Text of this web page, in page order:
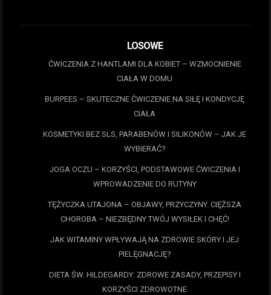
LOSOWE
ĆWICZENIA Z HANTLAMI DLA KOBIET – WZMOCNIENIE
CIAŁA W DOMU
BURPEES – SKUTECZNE ĆWICZENIE NA SIŁĘ I KONDYCJĘ
CIAŁA
KOSMETYKI BEZ SLS, PARABENÓW I SILIKONÓW – JAK JE
WYBIERAĆ?
JOGA OCZU – KORZYŚCI, PODSTAWOWE ĆWICZENIA I
WPROWADZENIE DO RUTYNY
TĘŻYCZKA UTAJONA – OBJAWY, PRZYCZYNY. CIĘŻSZA
CHOROBA – NIEZBĘDNY TWÓJ WYSIŁEK I CHĘĆ!
JAK WITAMINY WPŁYWAJĄ NA ZDROWIE SKÓRY I JEJ
PIELĘGNACJĘ?
DIETA ŚW. HILDEGARDY: ZDROWE ZASADY, PRZEPISY I
KORZYŚCI ZDROWOTNE